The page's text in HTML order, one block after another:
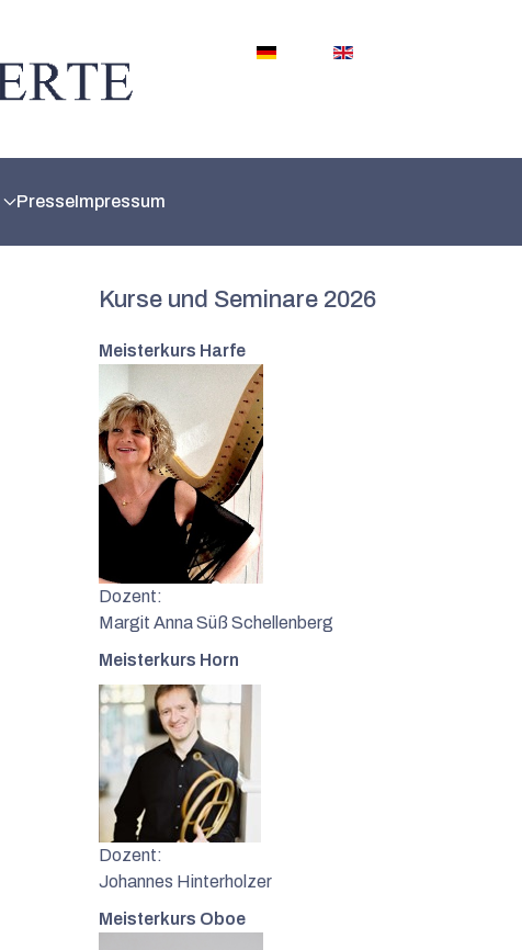
Sprache auswählen
PresseImpressum
Kurse und Seminare 2026
Meisterkurs Harfe
Dozent:
Margit Anna Süß Schellenberg
Meisterkurs Horn
Dozent:
Johannes Hinterholzer
Meisterkurs Oboe